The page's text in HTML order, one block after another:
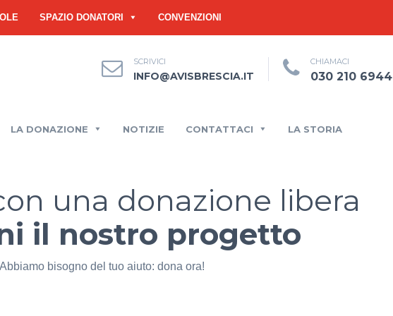
SPAZIO DONATORI CONVENZIONI
SCRIVICI
INFO@AVISBRESCIA.IT
CHIAMACI
030 210 6944
LA DONAZIONE NOTIZIE CONTATTACI LA STORIA
una donazione libera
il nostro progetto
Abbiamo bisogno del tuo aiuto: dona ora!